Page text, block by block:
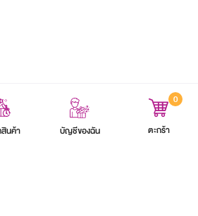
นค้า บัญชีของฉัน
0
ตะกร้า
นโยบายความเป็นส่วนตัว แผนผังเว็บไซต์